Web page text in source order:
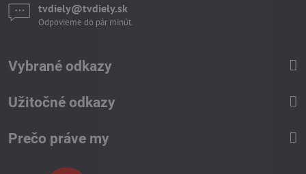
tvdiely​​@tvdiely​​.sk
Odpovieme do pár minút.
Vybrané odkazy
Užitočné odkazy
Prečo práve my